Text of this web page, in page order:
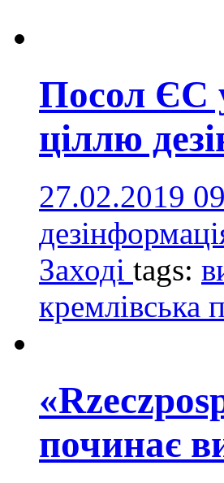
Посол ЄС
ціллю
27.02.2019
Заході tags:
кремлівська
починає